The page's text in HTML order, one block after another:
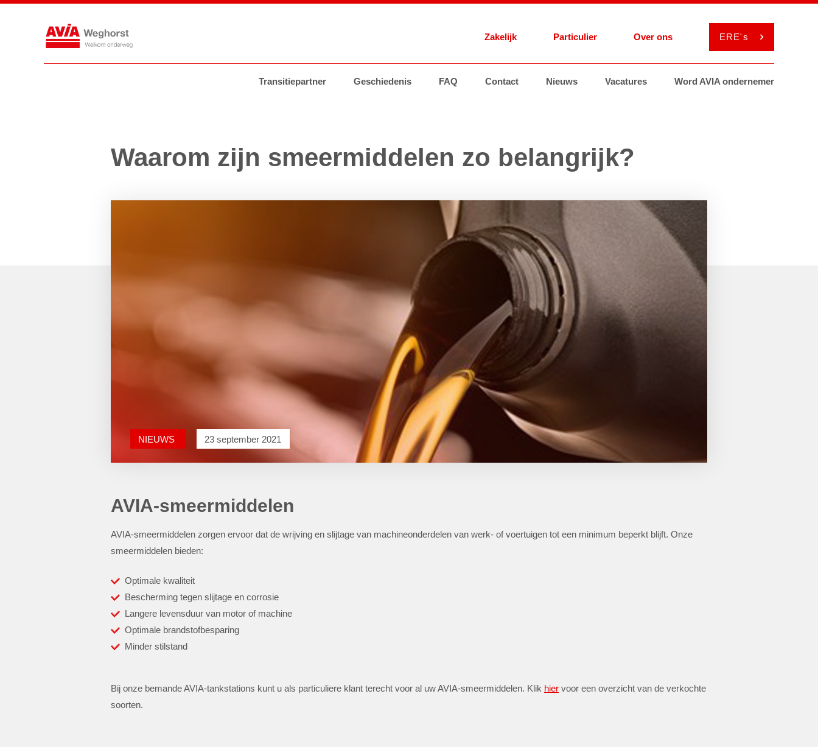
Zakelijk
AVIA Energie Brandstoffen AVIA Card Groothandel Services Smeermiddelen MyAVIA
Particulier
Tankstations Brandstoffen Services Smeermiddelen ViaAVIA
Over ons
Transitiepartner Geschiedenis FAQ Contact Nieuws Vacatures Word AVIA ondernemer
ERE's
Waarom zijn smeermiddelen zo belangrijk?
NIEUWS 23 september 2021
AVIA-smeermiddelen
AVIA-smeermiddelen zorgen ervoor dat de wrijving en slijtage van machineonderdelen van werk- of voertuigen tot een minimum beperkt blijft. Onze
smeermiddelen bieden:
Optimale kwaliteit
Bescherming tegen slijtage en corrosie
Langere levensduur van motor of machine
Optimale brandstofbesparing
Minder stilstand
Bij onze bemande AVIA-tankstations kunt u als particuliere klant terecht voor al uw AVIA-smeermiddelen. Klik hier voor een overzicht van de verkochte
soorten.